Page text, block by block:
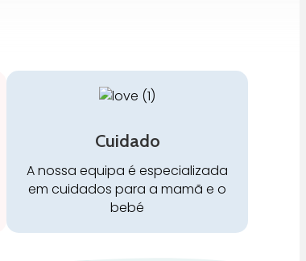
Cuidado
A nossa equipa é especializada
em cuidados para a mamã e o
bebé